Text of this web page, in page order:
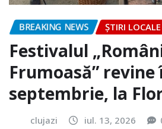
BREAKING NEWS ȘTIRI LOCALE
Festivalul
Frumoasă” revine
septembrie, la
clujazi iul. 13, 2026